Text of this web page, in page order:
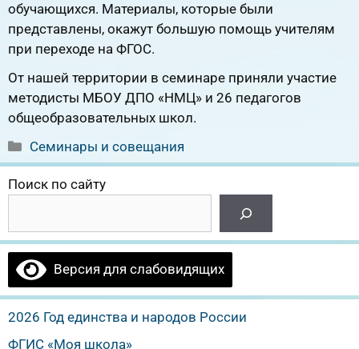
обучающихся. Материалы, которые были
представлены, окажут большую помощь учителям
при переходе на ФГОС.
От нашей территории в семинаре приняли участие
методисты МБОУ ДПО «НМЦ» и 26 педагогов
общеобразовательных школ.
Рубрики
Семинары и совещания
Поиск по сайту
Версия для слабовидящих
2026 Год единства и народов России
ФГИС «Моя школа»